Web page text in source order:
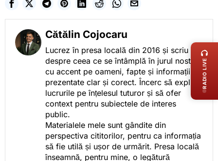
Cătălin Cojocaru
Lucrez în presa locală din 2016 și scriu
despre ceea ce se întâmplă în jurul nostru,
cu accent pe oameni, fapte și informații
prezentate clar și corect. Încerc să explic
lucrurile pe înțelesul tuturor și să ofer
context pentru subiectele de interes
public.
Materialele mele sunt gândite din
perspectiva cititorilor, pentru ca informația
să fie utilă și ușor de urmărit. Presa locală
înseamnă, pentru mine, o legătură
RADIO LIVE